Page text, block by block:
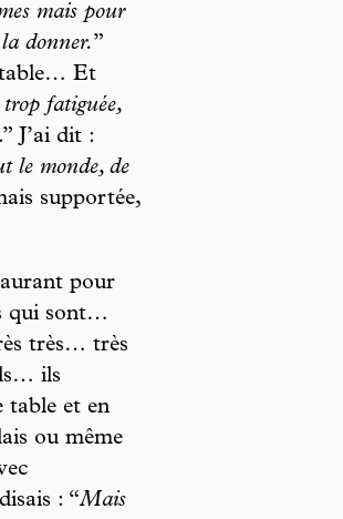
mais pour
donner.”
Et
fatiguée,
.” J’ai dit :
le monde, de
supportée,
pour
qui sont…
très… très
ils
table et en
ou même
: “Mais